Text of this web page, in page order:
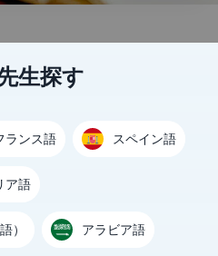
生探す
ランス語 スペイン語
ア語
） アラビア語